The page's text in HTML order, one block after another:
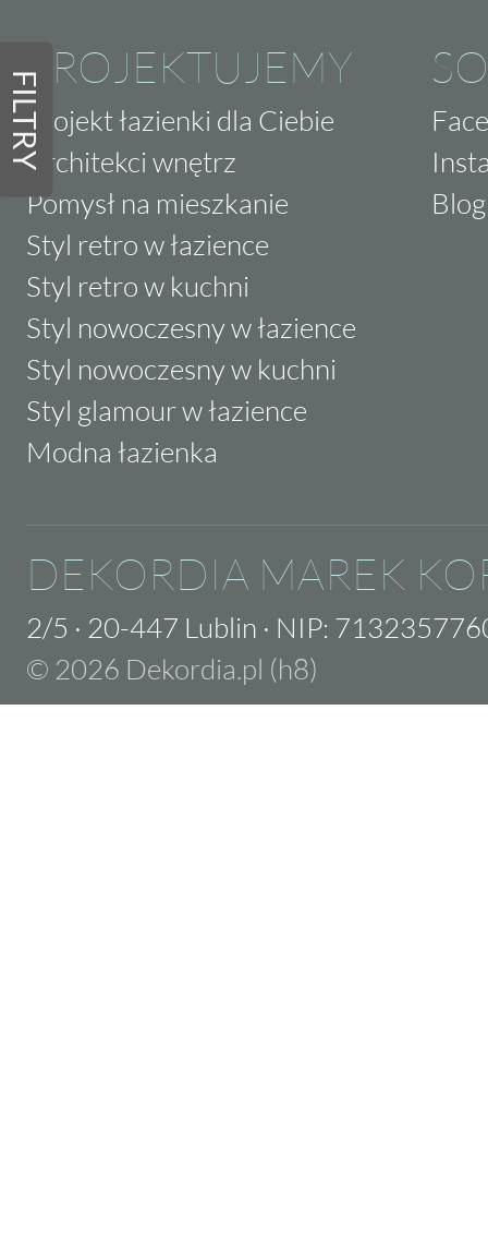
FILTRY
PROJEKTUJEMY
Projekt łazienki dla Ciebie
Architekci wnętrz
Pomysł na mieszkanie
Styl retro w łazience
Styl retro w kuchni
Styl nowoczesny w łazience
Styl nowoczesny w kuchni
Styl glamour w łazience
Modna łazienka
Blog
DEKORDIA MAREK
2/5 · 20-447 Lublin · NIP:
© 2026 Dekordia.pl (h8)